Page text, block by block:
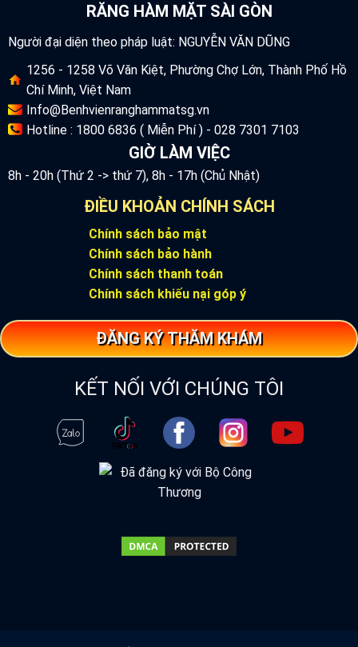
RĂNG HÀM MẶT SÀI GÒN
Người đại diện theo pháp luật: NGUYỄN VĂN DŨNG
1256 - 1258 Võ Văn Kiệt, Phường Chợ Lớn, Thành Phố Hồ
Chí Minh, Việt Nam
Info@Benhvienranghammatsg.vn
Hotline : 1800 6836 ( Miễn Phí ) - 028 7301 7103
GIỜ LÀM VIỆC
8h - 20h (Thứ 2 -> thứ 7), 8h - 17h (Chủ Nhật)
ĐIỀU KHOẢN CHÍNH SÁCH
Chính sách bảo mật
Chính sách bảo hành
Chính sách thanh toán
Chính sách khiếu nại góp ý
ĐĂNG KÝ THĂM KHÁM
KẾT NỐI VỚI CHÚNG TÔI